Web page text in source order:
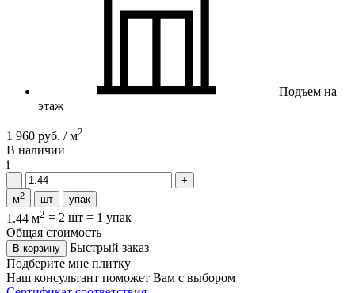
Подъем на
этаж
1 960 руб. / м2
В наличии
i
м2 шт упак
1.44 м2 = 2 шт = 1 упак
Общая стоимость
В корзину
Быстрый заказ
Подберите мне плитку
Наш консультант поможет Вам с выбором